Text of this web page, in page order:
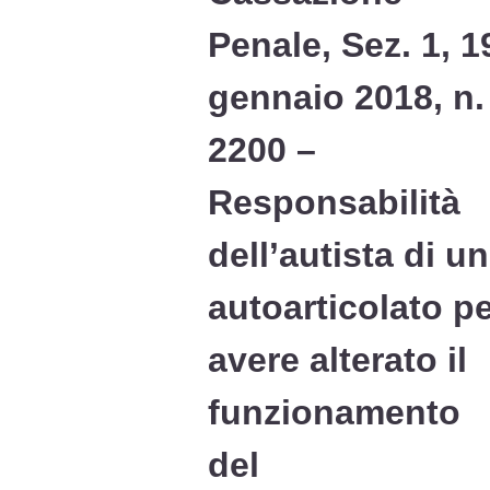
Penale, Sez. 1,
gennaio 2018, n.
2200 –
Responsabilità
dell’autista di un
autoarticolato
avere alterato il
funzionamento
del